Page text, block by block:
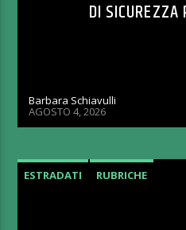
DI SICUREZZA
Barbara Schiavulli
AGOSTO 4, 2026
ESTRADATI RUBRICHE